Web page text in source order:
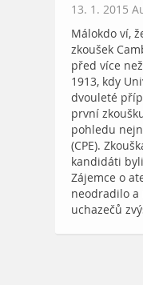
13. 1. 2015
Málokdo ví,
zkoušek
před více
1913, kdy
dvouleté
první
pohledu
(CPE).
kandidáti
Zájemce o
neodradilo a
uchazečů